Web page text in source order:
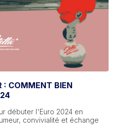
: COMMENT BIEN
débuter l'Euro 2024 en
convivialité et échange